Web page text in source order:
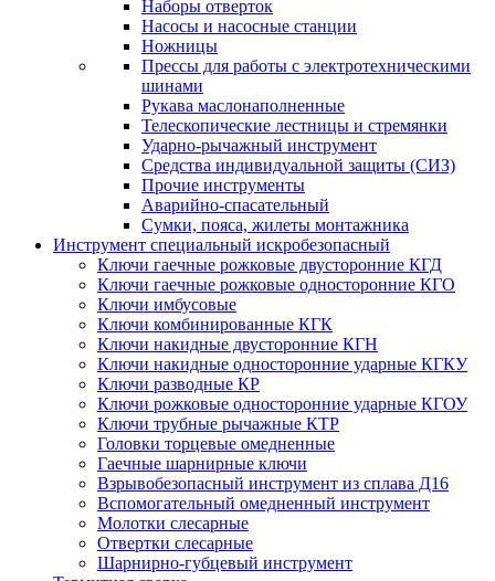
Наборы отверток
Насосы и насосные станции
Ножницы
Прессы для работы с электротехническими
шинами
Рукава маслонаполненные
Телескопические лестницы и стремянки
Ударно-рычажный инструмент
Средства индивидуальной защиты (СИЗ)
Прочие инструменты
Аварийно-спасательный
Сумки, пояса, жилеты монтажника
Инструмент специальный искробезопасный
Ключи гаечные рожковые двусторонние КГД
Ключи гаечные рожковые односторонние КГО
Ключи имбусовые
Ключи комбинированные КГК
Ключи накидные двусторонние КГН
Ключи накидные односторонние ударные КГКУ
Ключи разводные КР
Ключи рожковые односторонние ударные КГОУ
Ключи трубные рычажные КТР
Головки торцевые омедненные
Гаечные шарнирные ключи
Взрывобезопасный инструмент из сплава Д16
Вспомогательный омедненный инструмент
Молотки слесарные
Отвертки слесарные
Шарнирно-губцевый инструмент